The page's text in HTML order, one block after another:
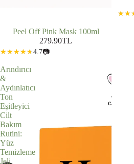
Peel Off Pink Mask 100ml
279.90TL
4.7📷
Arındırıcı
&
Aydınlatıcı
Ton
Eşitleyici
Cilt
Bakım
Rutini:
Yüz
Temizleme
Jeli